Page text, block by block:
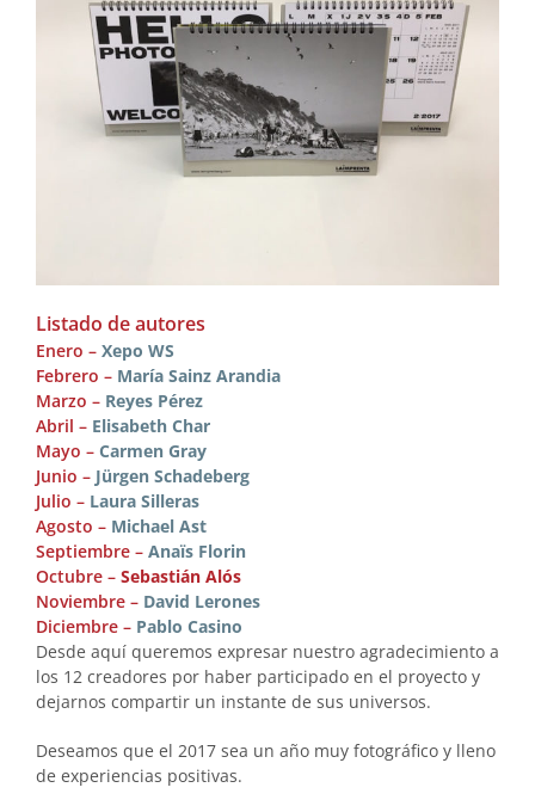
Listado de autores
Enero – Xepo WS
Febrero – María Sainz Arandia
Marzo – Reyes Pérez
Abril – Elisabeth Char
Mayo – Carmen Gray
Junio – Jürgen Schadeberg
Julio – Laura Silleras
Agosto – Michael Ast
Septiembre – Anaïs Florin
Octubre – Sebastián Alós
Noviembre – David Lerones
Diciembre – Pablo Casino
Desde aquí queremos expresar nuestro agradecimiento a
los 12 creadores por haber participado en el proyecto y
dejarnos compartir un instante de sus universos.
Deseamos que el 2017 sea un año muy fotográfico y lleno
de experiencias positivas.